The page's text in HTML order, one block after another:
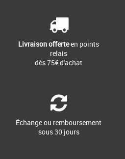
Livraison offerteen points
relais
dès 75€ d'achat
Échange ou remboursement
sous 30 jours